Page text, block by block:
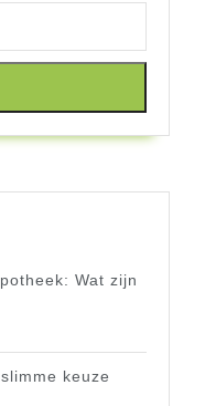
Wat zijn
keuze